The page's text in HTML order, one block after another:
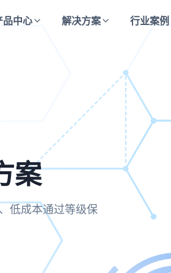
品中心 解决方案 行业案例
案
、低成本通过等级保
，实现运维操作的
御与持续监测的安全
案
次访问都经过严格验